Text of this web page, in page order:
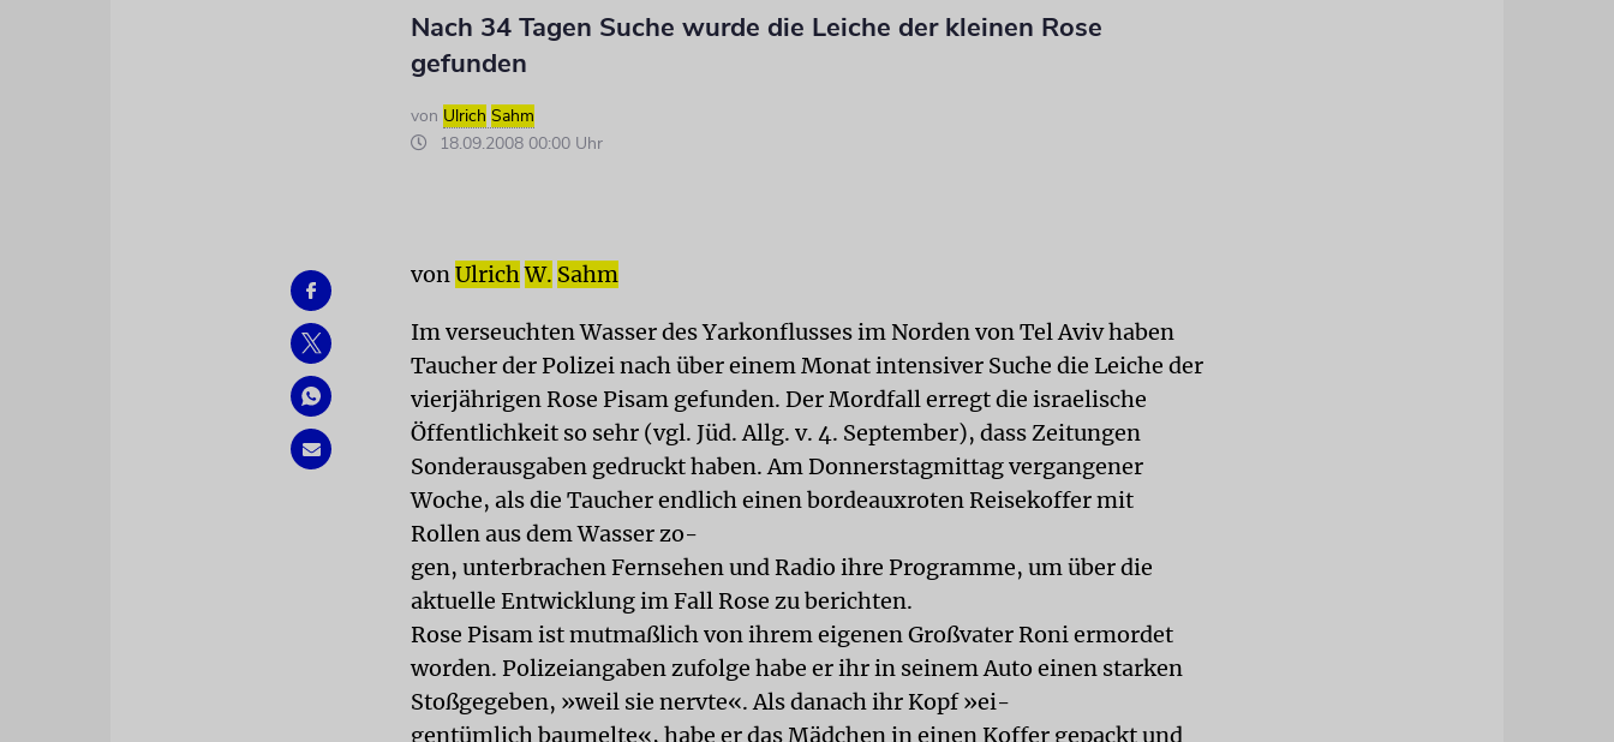
Nach 34 Tagen Suche wurde die Leiche der kleinen Rose
gefunden
von Ulrich Sahm
18.09.2008 00:00 Uhr
vonUlrichW. Sahm
Im verseuchten Wasser des Yarkonflusses im Norden von Tel Aviv haben
Taucher der Polizei nach über einem Monat intensiver Suche die Leiche der
vierjährigen Rose Pisam gefunden. Der Mordfall erregt die israelische
Öffentlichkeit so sehr (vgl. Jüd. Allg. v. 4. September), dass Zeitungen
Sonderausgaben gedruckt haben. Am Donnerstagmittag vergangener
Woche, als die Taucher endlich einen bordeauxroten Reisekoffer mit
Rollen aus dem Wasser zo-
gen, unterbrachen Fernsehen und Radio ihre Programme, um über die
aktuelle Entwicklung im Fall Rose zu berichten.
Rose Pisam ist mutmaßlich von ihrem eigenen Großvater Roni ermordet
worden. Polizeiangaben zufolge habe er ihr in seinem Auto einen starken
Stoßgegeben, »weil sie nervte«. Als danach ihr Kopf »ei-
gentümlich baumelte«, habe er das Mädchen in einen Koffer gepackt und